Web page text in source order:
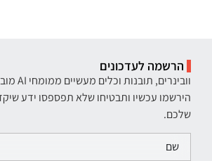
הרשמה לעדכונים
וובינרים, תובנות וכלים מעשיים ממומחי AI מובילים לעסקים.
הירשמו עכשיו ותבטיחו שלא תפספסו ידע
שלכם.